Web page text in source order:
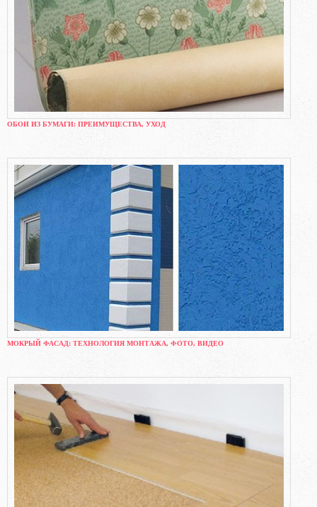
ОБОИ ИЗ БУМАГИ: ПРЕИМУЩЕСТВА, УХОД
МОКРЫЙ ФАСАД: ТЕХНОЛОГИЯ МОНТАЖА, ФОТО, ВИДЕО